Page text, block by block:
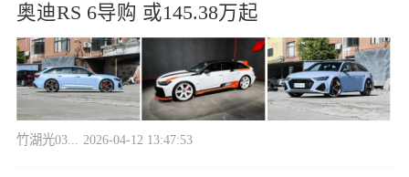
奥迪RS 6导购 或145.38万起
竹湖光03... 2026-04-12 13:47:53